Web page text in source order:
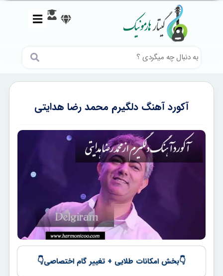
آکورد آهنگ دلگیرم محمد رضا هدایتی
👇بخش امکانات طلایی + تغییر گام اختصاصی👇